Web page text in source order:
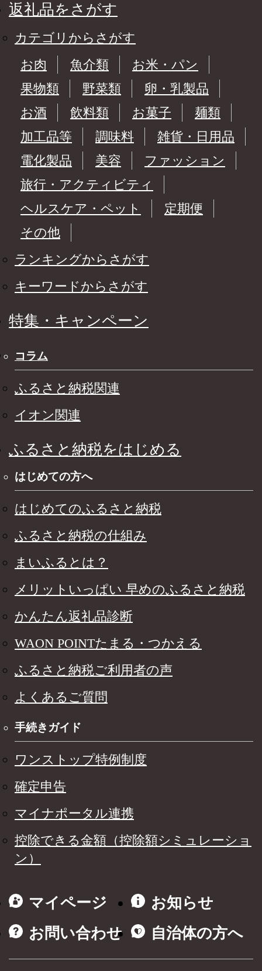
返礼品をさがす
カテゴリからさがす
お肉
魚介類
お米・パン
果物類
野菜類
卵・乳製品
お酒
飲料類 お菓子
麺類
加工品等
調味料
雑貨・日用品
電化製品
美容
ファッション
旅行・アクティビティ
ヘルスケア・ペット
定期便
その他
ランキングからさがす
キーワードからさがす
特集・キャンペーン
コラム
ふるさと納税関連
イオン関連
ふるさと納税をはじめる
はじめての方へ
はじめてのふるさと納税
ふるさと納税の仕組み
まいふるとは？
メリットいっぱい 早めのふるさと納税
かんたん返礼品診断
WAON POINTたまる・つかえる
ふるさと納税ご利用者の声
よくあるご質問
手続きガイド
ワンストップ特例制度
確定申告
マイナポータル連携
控除できる金額（控除額シミュレーショ
ン）
マイページ
お知らせ
お問い合わせ
自治体の方へ